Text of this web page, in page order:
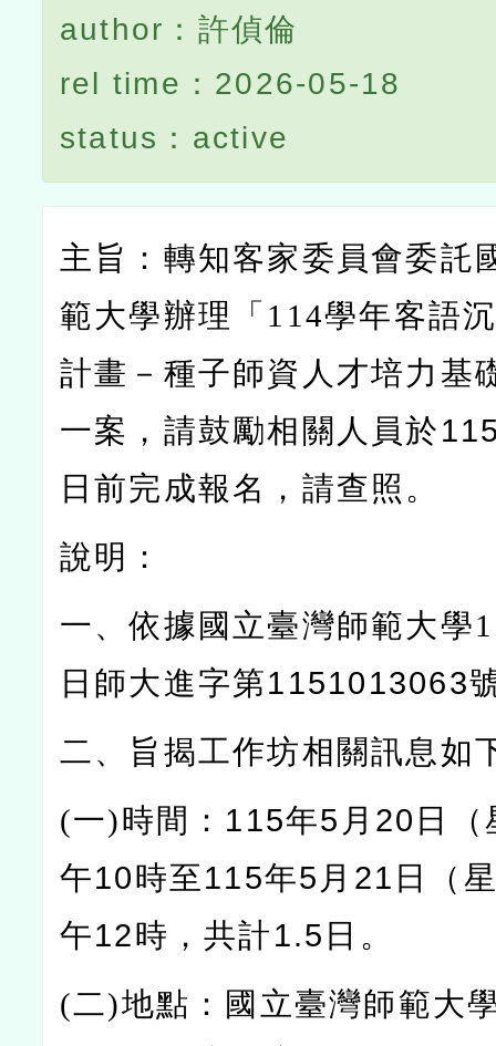
author：許偵倫
rel time：2026-05-18
status：active
主旨：轉知客家委員會委託
範大學辦理「114學年客語
計畫－種子師資人才培力基
一案，請鼓勵相關人員於
日前完成報名，請查照。
說明：
一、依據國立臺灣師範大學
日師大進字第1151013063
二、旨揭工作坊相關訊息如
(一)時間：115年5月20日（
午10時至115年5月21日（
午12時，共計1.5日。
(二)地點：國立臺灣師範大